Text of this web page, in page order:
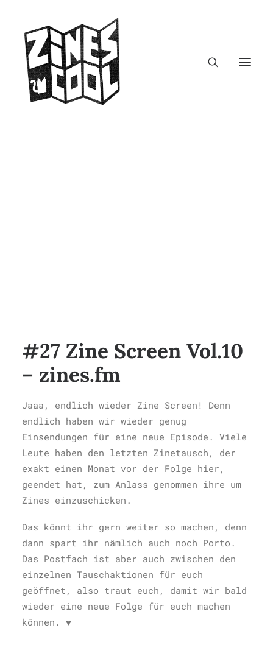
#27 Zine Screen Vol.10
– zines.fm
Jaaa, endlich wieder Zine Screen! Denn
endlich haben wir wieder genug
Einsendungen für eine neue Episode. Viele
Leute haben den letzten Zinetausch, der
exakt einen Monat vor der Folge hier,
geendet hat, zum Anlass genommen ihre um
Zines einzuschicken.
Das könnt ihr gern weiter so machen, denn
dann spart ihr nämlich auch noch Porto.
Das Postfach ist aber auch zwischen den
einzelnen Tauschaktionen für euch
geöffnet, also traut euch, damit wir bald
wieder eine neue Folge für euch machen
können. ♥️